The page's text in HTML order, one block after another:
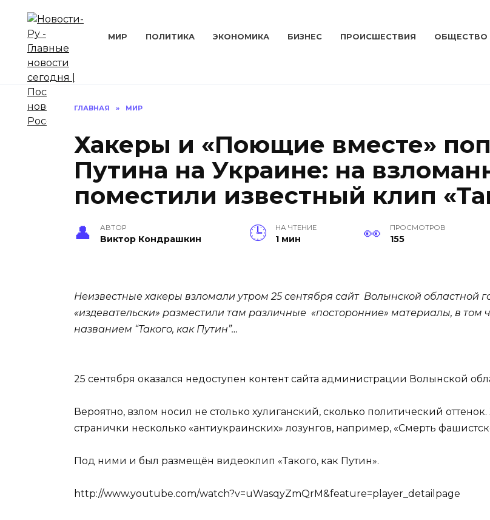
содержанию
МИР ПОЛИТИКА ЭКОНОМИКА БИЗНЕС ПРОИСШЕСТВИЯ ОБЩЕСТВО
ГЛАВНАЯ » МИР
Хакеры и «Поющие вместе»
Путина на Украине: на
поместили известный клип
АВТОР
Виктор Кондрашкин
НА ЧТЕНИЕ
1 мин
ПРОСМОТРОВ
155
Неизвестные хакеры взломали утром 25 сентября сайт Волынской областной
«издевательски» разместили там различные «посторонние» материалы, в том
названием “Такого, как Путин”…
25 сентября оказался недоступен контент сайта администрации Волынской
Вероятно, взлом носил не столько хулиганский, сколько политический
странички несколько «антиукраинских» лозунгов, например, «Смерть
Под ними и был размещён видеоклип «Такого, как Путин».
http://www.youtube.com/watch?v=uWasqyZmQrM&feature=player_detailpage